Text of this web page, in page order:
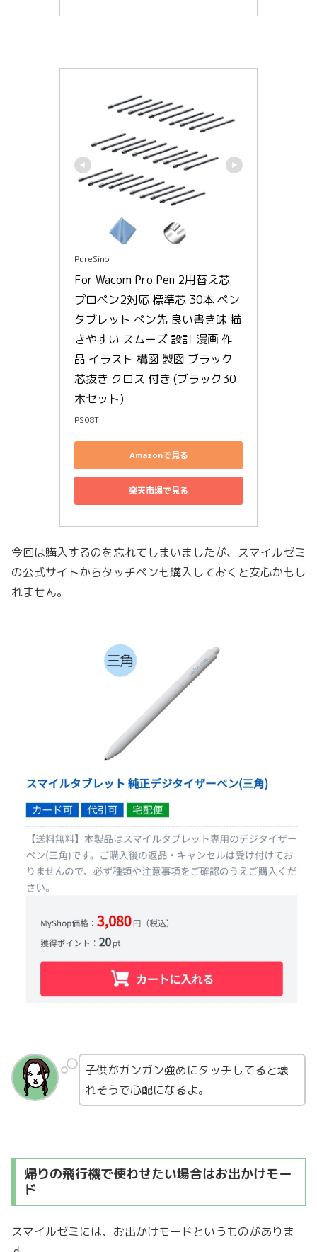
PureSino
For Wacom Pro Pen 2用替え芯
プロペン2対応 標準芯 30本 ペン
タブレット ペン先 良い書き味 描
きやすい スムーズ 設計 漫画 作
品 イラスト 構図 製図 ブラック
芯抜き クロス 付き (ブラック30
本セット)
PS08T
Amazonで見る
楽天市場で見る
今回は購入するのを忘れてしまいましたが、スマイルゼミ
の公式サイトからタッチペンも購入しておくと安心かもし
れません。
子供がガンガン強めにタッチしてると壊
れそうで心配になるよ。
帰りの飛行機で使わせたい場合はお出かけモー
ド
スマイルゼミには、お出かけモードというものがありま